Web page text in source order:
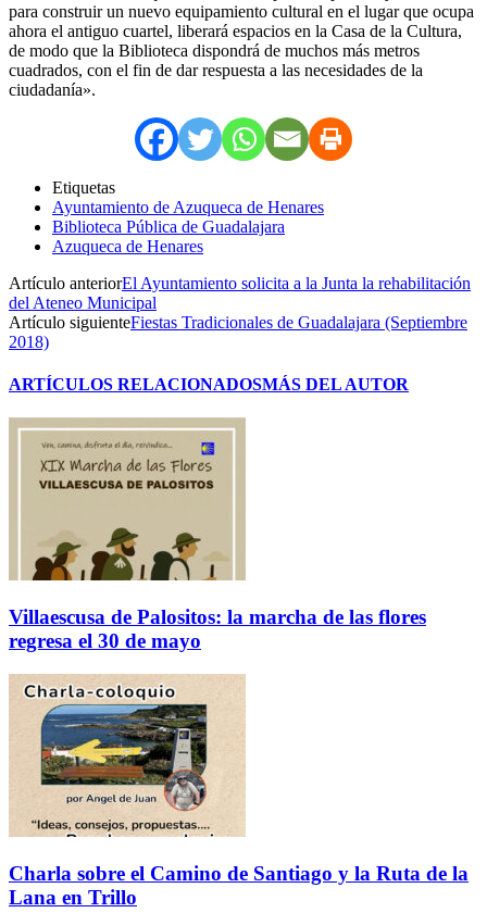
para construir un nuevo equipamiento cultural en el lugar que ocupa
ahora el antiguo cuartel, liberará espacios en la Casa de la Cultura,
de modo que la Biblioteca dispondrá de muchos más metros
cuadrados, con el fin de dar respuesta a las necesidades de la
ciudadanía».
Etiquetas
Ayuntamiento de Azuqueca de Henares
Biblioteca Pública de Guadalajara
Azuqueca de Henares
Artículo anteriorEl Ayuntamiento solicita a la Junta la rehabilitación
del Ateneo Municipal
Artículo siguienteFiestas Tradicionales de Guadalajara (Septiembre
2018)
ARTÍCULOS RELACIONADOSMÁS DEL AUTOR
Villaescusa de Palositos: la marcha de las flores
regresa el 30 de mayo
Charla sobre el Camino de Santiago y la Ruta de la
Lana en Trillo